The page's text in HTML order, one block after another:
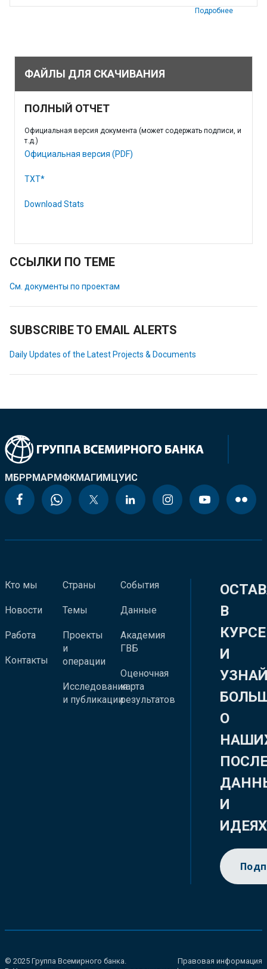
Подробнее
ФАЙЛЫ ДЛЯ СКАЧИВАНИЯ
ПОЛНЫЙ ОТЧЕТ
Официальная версия документа (может содержать подписи, и
т.д.)
Официальная версия (PDF)
TXT*
Download Stats
ССЫЛКИ ПО ТЕМЕ
См. документы по проектам
SUBSCRIBE TO EMAIL ALERTS
Daily Updates of the Latest Projects & Documents
МБРРМАРМФКМАГИМЦУИС
Кто мы
Новости
Работа
Контакты
Страны
Темы
Проекты
и
операции
Исследования
и публикации
События
Данные
Академия
ГВБ
Оценочная
карта
результатов
В
КУРСЕ
И
О
И
ИДЕЯХ
© 2025 Группа Всемирного банка.
Правовая информация